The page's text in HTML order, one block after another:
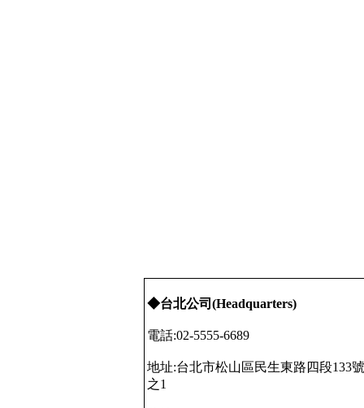
◆台北公司 (Headquarters)
電話:02-5555-6689
地址:台北市松山區民生東路四段133號
之1